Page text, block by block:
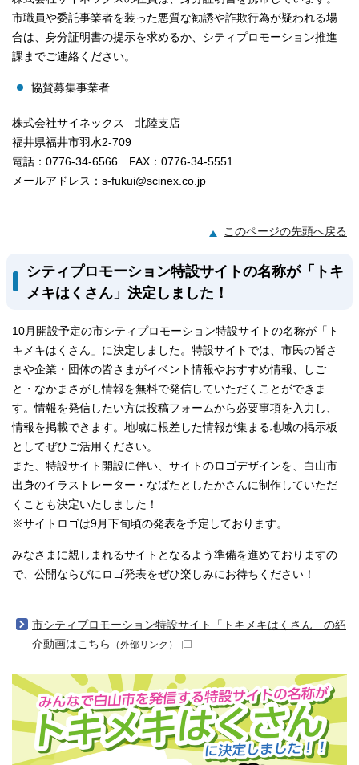
市職員や委託事業者を装った悪質な勧誘や詐欺行為が疑われる場
合は、身分証明書の提示を求めるか、シティプロモーション推進
課までご連絡ください。
協賛募集事業者
株式会社サイネックス 北陸支店
福井県福井市羽水2-709
電話：0776-34-6566 FAX：0776-34-5551
メールアドレス：s-fukui@scinex.co.jp
このページの先頭へ戻る
シティプロモーション特設サイトの名称が「トキ
メキはくさん」決定しました！
10月開設予定の市シティプロモーション特設サイトの名称が「ト
キメキはくさん」に決定しました。特設サイトでは、市民の皆さ
まや企業・団体の皆さまがイベント情報やおすすめ情報、しご
と・なかまさがし情報を無料で発信していただくことができま
す。情報を発信したい方は投稿フォームから必要事項を入力し、
情報を掲載できます。地域に根差した情報が集まる地域の掲示板
としてぜひご活用ください。
また、特設サイト開設に伴い、サイトのロゴデザインを、白山市
出身のイラストレーター・なばたとしたかさんに制作していただ
くことも決定いたしました！
※サイトロゴは9月下旬頃の発表を予定しております。
みなさまに親しまれるサイトとなるよう準備を進めておりますの
で、公開ならびにロゴ発表をぜひ楽しみにお待ちください！
市シティプロモーション特設サイト「トキメキはくさん」の紹
介動画はこちら
（外部リンク）